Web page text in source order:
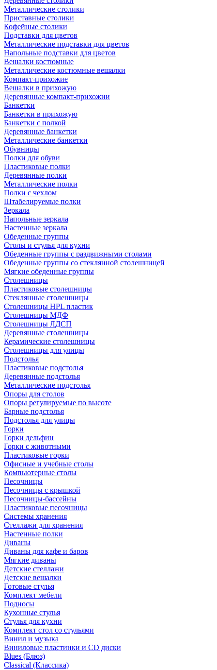
Металлические столики
Приставные столики
Кофейные столики
Подставки для цветов
Металлические подставки для цветов
Напольные подставки для цветов
Вешалки костюмные
Металлические костюмные вешалки
Компакт-прихожие
Вешалки в прихожую
Деревянные компакт-прихожии
Банкетки
Банкетки в прихожую
Банкетки с полкой
Деревянные банкетки
Металлические банкетки
Обувницы
Полки для обуви
Пластиковые полки
Деревянные полки
Металлические полки
Полки с чехлом
Штабелируемые полки
Зеркала
Напольные зеркала
Настенные зеркала
Обеденные группы
Столы и стулья для кухни
Обеденные группы с раздвижными столами
Обеденные группы со стеклянной столешницей
Мягкие обеденные группы
Столешницы
Пластиковые столешницы
Стеклянные столешницы
Столешницы HPL пластик
Столешницы МДФ
Столешницы ЛДСП
Деревянные столешницы
Керамические столешницы
Столешницы для улицы
Подстолья
Пластиковые подстолья
Деревянные подстолья
Металлические подстолья
Опоры для столов
Опоры регулируемые по высоте
Барные подстолья
Подстолья для улицы
Горки
Горки дельфин
Горки с животными
Пластиковые горки
Офисные и учебные столы
Компьютерные столы
Песочницы
Песочницы с крышкой
Песочницы-бассейны
Пластиковые песочницы
Системы хранения
Стеллажи для хранения
Настенные полки
Диваны
Диваны для кафе и баров
Мягкие диваны
Детские стеллажи
Детские вешалки
Готовые стулья
Комплект мебели
Подносы
Кухонные стулья
Стулья для кухни
Комплект стол со стульями
Винил и музыка
Виниловые пластинки и CD диски
Blues (Блюз)
Classical (Классика)